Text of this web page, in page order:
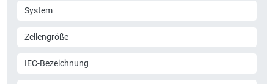
System
Zellengröße
IEC-Bezeichnung